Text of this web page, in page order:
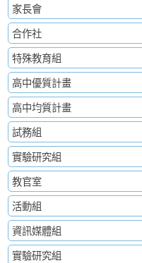
家長會
合作社
特殊教育組
高中優質計畫
高中均質計畫
試務組
實驗研究組
教官室
活動組
資訊媒體組
實驗研究組